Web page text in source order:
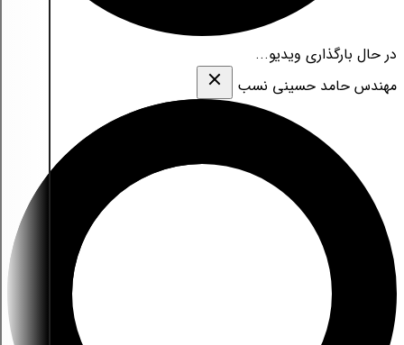
در حال بارگذاری ویدیو...
مهندس حامد حسینی نسب